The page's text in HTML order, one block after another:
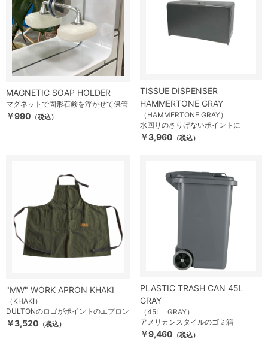
MAGNETIC SOAP HOLDER
マグネットで固形石鹸を浮かせて保管
￥990 （税込）
TISSUE DISPENSER
HAMMERTONE GRAY
（HAMMERTONE GRAY）
水回りのさりげないポイントに
￥3,960 （税込）
"MW" WORK APRON KHAKI
（KHAKI）
DULTONのロゴがポイントのエプロン
￥3,520 （税込）
PLASTIC TRASH CAN 45L
GRAY
（45L GRAY）
アメリカンスタイルのゴミ箱
￥9,460 （税込）